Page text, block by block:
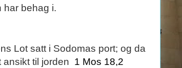
har behag i.
Lot satt i Sodomas port; og da
til jorden 1 Mos 18,2